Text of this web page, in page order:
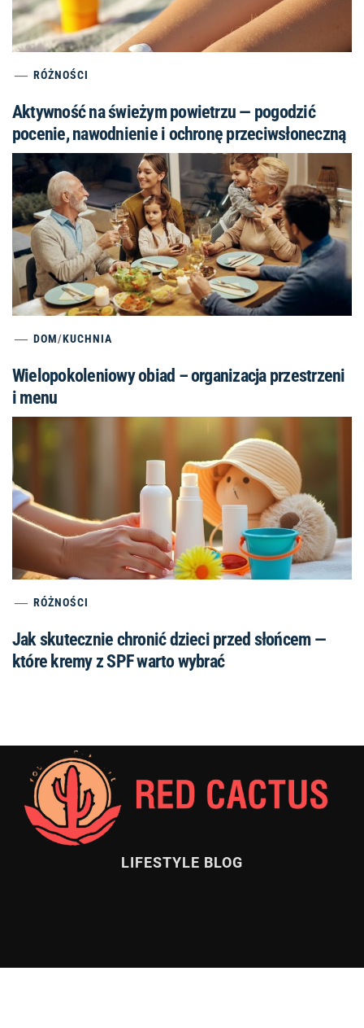
RÓŻNOŚCI
Aktywność na świeżym powietrzu — pogodzić
pocenie, nawodnienie i ochronę przeciwsłoneczną
DOM/KUCHNIA
Wielopokoleniowy obiad – organizacja przestrzeni
i menu
RÓŻNOŚCI
Jak skutecznie chronić dzieci przed słońcem —
które kremy z SPF warto wybrać
LIFESTYLE BLOG